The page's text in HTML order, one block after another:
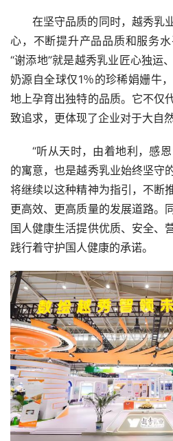
在坚守品质的同时，越秀乳
心，不断提升产品品质和服务
“谢添地”就是越秀乳业匠心独运
奶源自全球仅1％的珍稀娟姗牛
地上孕育出独特的品质。它不仅
致追求，更体现了企业对于大自
“听从天时，由着地利，感
的寓意，也是越秀乳业始终坚守
将继续以这种精神为指引，不断
更高效、更高质量的发展道路。
国人健康生活提供优质、安全、
践行着守护国人健康的承诺。